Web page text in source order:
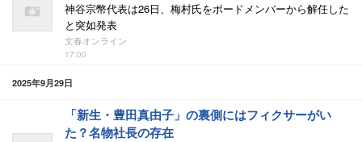
神谷宗幣代表は26日、梅村氏をボードメンバーから解任した
と突如発表
文春オンライン
17:00
2025年9月29日
「新生・豊田真由子」の裏側にはフィクサーがい
た？名物社長の存在